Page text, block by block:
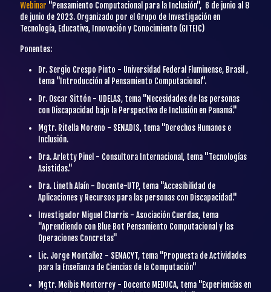
Webinar "Pensamiento Computacional para la Inclusión", 6 de junio al 8
de junio de 2023. Organizado por el Grupo de Investigación en
Tecnología, Educativa, Innovación y Conocimiento (GITEIC)
Ponentes:
Dr. Sergio Crespo Pinto - Universidad Federal Fluminense, Brasil ,
tema "Introducción al Pensamiento Computacional".
Dr. Oscar Sittón - UDELAS, tema "Necesidades de las personas
con Discapacidad bajo la Perspectiva de Inclusión en Panamá."
Mgtr. Ritella Moreno - SENADIS, tema "Derechos Humanos e
Inclusión.
Dra. Arletty Pinel - Consultora Internacional, tema "Tecnologías
Asistidas."
Dra. Lineth Alaín - Docente-UTP, tema "Accesibilidad de
Aplicaciones y Recursos para las personas con Discapacidad."
Investigador Miguel Charris - Asociación Cuerdas, tema
"Aprendiendo con Blue Bot Pensamiento Computacional y las
Operaciones Concretas"
Lic. Jorge Montañez - SENACYT, tema "Propuesta de Actividades
para la Enseñanza de Ciencias de la Computación"
Mgtr. Meibis Monterrey - Docente MEDUCA, tema "Experiencias en